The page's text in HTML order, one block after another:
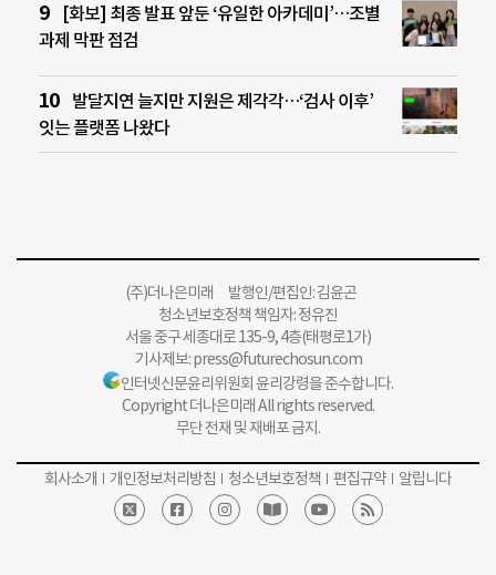
[화보] 최종 발표 앞둔 ‘유일한 아카데미’…조별
과제 막판 점검
발달지연 늘지만 지원은 제각각…‘검사 이후’
잇는 플랫폼 나왔다
(주)더나은미래 발행인/편집인: 김윤곤
청소년보호정책 책임자: 정유진
서울 중구 세종대로 135-9, 4층(태평로1가)
기사제보:press@futurechosun.com
인터넷신문윤리위원회 윤리강령을 준수합니다.
Copyright 더나은미래 All rights reserved.
무단 전재 및 재배포 금지.
회사소개 개인정보처리방침 청소년보호정책 편집규약 알립니다